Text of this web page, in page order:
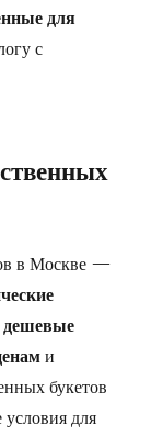
для
с
в Москве —
дешевые
и
букетов
для